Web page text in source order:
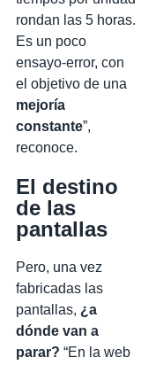
rondan las 5 horas.
Es un poco
ensayo-error, con
el objetivo de una
mejoría
constante”,
reconoce.
El destino
de las
pantallas
Pero, una vez
fabricadas las
pantallas, ¿a
dónde van a
parar? “En la web